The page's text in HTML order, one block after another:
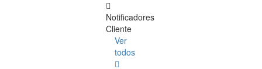
Notificadores
Cliente
Ver
todos